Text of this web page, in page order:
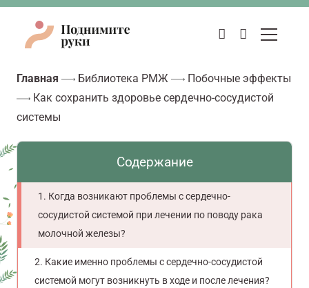
Главная Библиотека РМЖ
Побочные эффекты
Как сохранить здоровье сердечно-сосудистой
системы
Содержание
Когда возникают проблемы с сердечно-
сосудистой системой при лечении по поводу рака
молочной железы?
Какие именно проблемы с сердечно-сосудистой
системой могут возникнуть в ходе и после лечения?